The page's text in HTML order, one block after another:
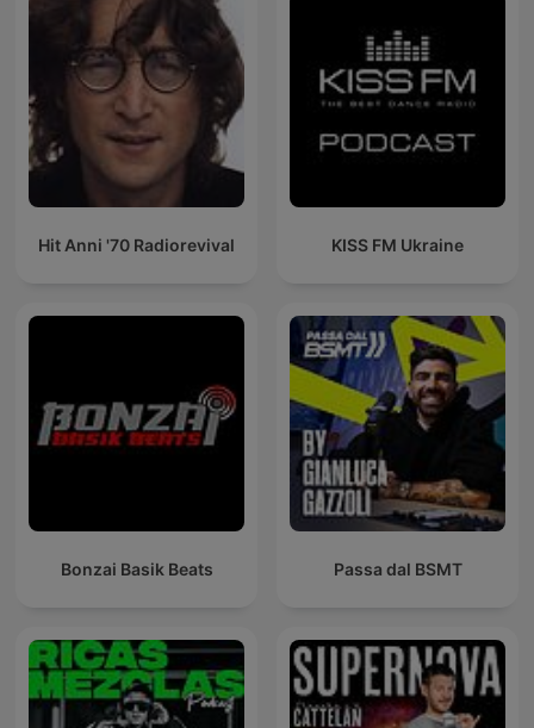
Hit Anni '70 Radiorevival KISS FM Ukraine
Bonzai Basik Beats Passa dal BSMT